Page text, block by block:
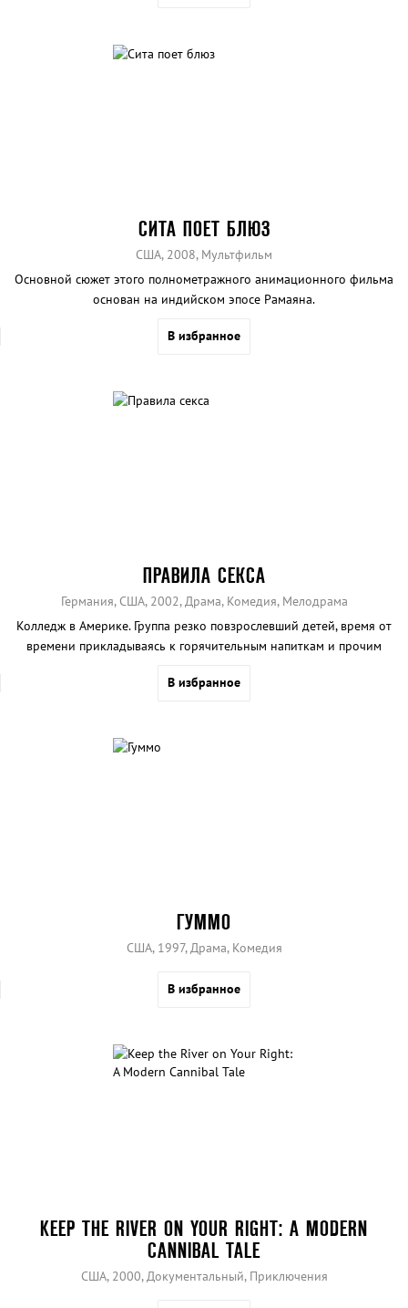
СИТА ПОЕТ БЛЮЗ
США, 2008, Мультфильм
Основной сюжет этого полнометражного анимационного фильма
основан на индийском эпосе Рамаяна.
В избранное
ПРАВИЛА СЕКСА
Германия, США, 2002, Драма, Комедия, Мелодрама
Колледж в Америке. Группа резко повзрослевший детей, время от
времени прикладываясь к горячительным напиткам и прочим
отношения друг с другом
В избранное
ГУММО
США, 1997, Драма, Комедия
В избранное
KEEP THE RIVER ON YOUR RIGHT: A MODERN
CANNIBAL TALE
США, 2000, Документальный, Приключения